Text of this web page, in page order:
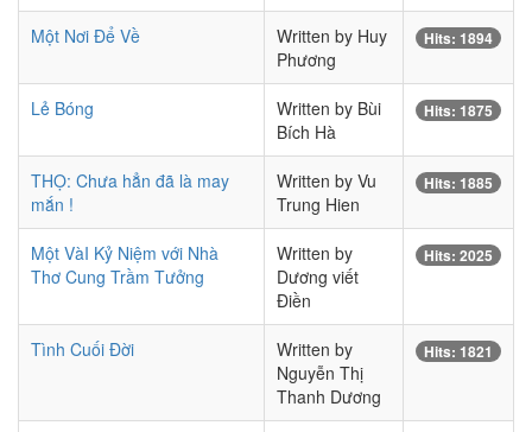
Một Nơi Để Về
Written by Huy
Phương
Hits: 1894
Lẻ Bóng
Written by Bùi
Bích Hà
Hits: 1875
THỌ: Chưa hẳn đã là may
mắn !
Written by Vu
Trung Hien
Hits: 1885
Một VàI Kỷ Niệm với Nhà
Thơ Cung Trầm Tưởng
Written by
Dương viết
Điền
Hits: 2025
Tình Cuối Đời
Written by
Nguyễn Thị
Thanh Dương
Hits: 1821